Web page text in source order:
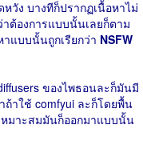
วัง บางทีก็ปรากฏเนื้อหาไม่
ต้องการแบบนั้นเลยก็ตาม
แบบนั้นถูกเรียกว่า NSFW
ของไพธอนละก็มันมี
ถ้าใช้ comfyui ละก็โดยพื้น
หมาะสมมันก็ออกมาแบบนั้น